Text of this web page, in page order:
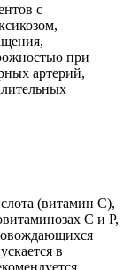
с
при
артерий,
(витамин С),
С и Р,
в